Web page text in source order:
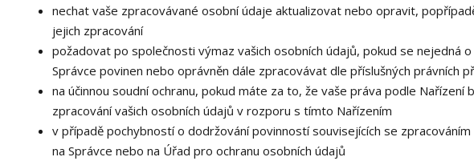
nechat vaše zpracovávané osobní údaje aktualizovat nebo opravit,
jejich zpracování
požadovat po společnosti výmaz vašich osobních údajů, pokud se nejedná
Správce povinen nebo oprávněn dále zpracovávat dle příslušných právních
na účinnou soudní ochranu, pokud máte za to, že vaše práva podle Nařízení
zpracování vašich osobních údajů v rozporu s tímto Nařízením
v případě pochybností o dodržování povinností souvisejících se
na Správce nebo na Úřad pro ochranu osobních údajů